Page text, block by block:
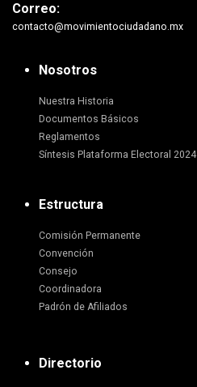
Correo:
contacto@movimientociudadano.mx
Nosotros
Nuestra Historia
Documentos Básicos
Reglamentos
Síntesis Plataforma Electoral 2024
Estructura
Comisión Permanente
Convención
Consejo
Coordinadora
Padrón de Afiliados
Directorio